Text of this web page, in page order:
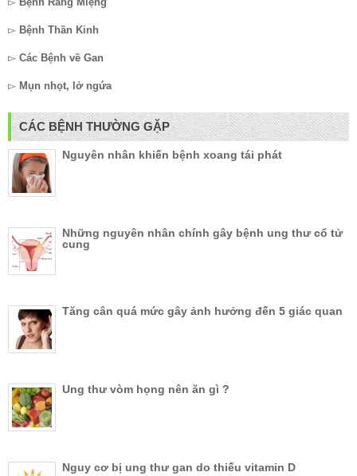
▻ Bệnh Thần Kinh
▻ Các Bệnh về Gan
▻ Mụn nhọt, lở ngứa
CÁC BỆNH THƯỜNG GẶP
Nguyên nhân khiến bệnh xoang tái phát
Những nguyên nhân chính gây bệnh ung thư cổ tử
cung
Tăng cân quá mức gây ảnh hưởng đến 5 giác quan
Ung thư vòm họng nên ăn gì ?
Nguy cơ bị ung thư gan do thiếu vitamin D